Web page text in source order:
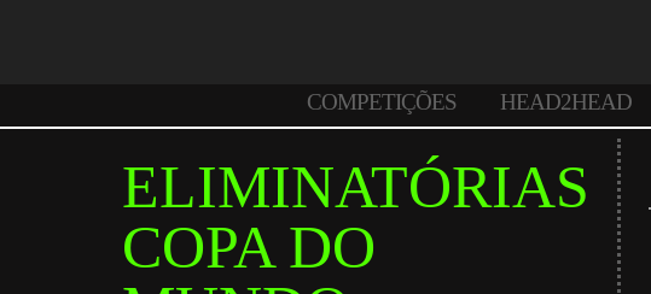
COMPETIÇÕES HEAD2HEAD
ELIMINATÓRIAS
COPA DO